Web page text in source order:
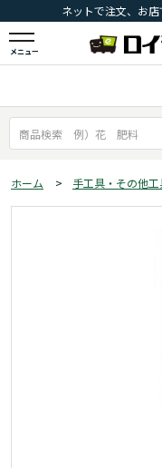
ネットで注文、お
メニュー
ホーム > 手工具・その他工